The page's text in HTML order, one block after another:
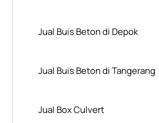
Jual Buis Beton di Depok
Jual Buis Beton di Tangerang
Jual Box Culvert